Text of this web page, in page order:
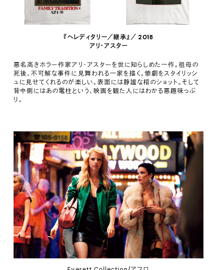
『ヘレディタリー／継承』／ 2018
アリ・アスター
悪名高きホラー作家アリ・アスターを世に知らしめた一作。祖母の
死後、不可解な事件に見舞われる一家を描く。惨劇をスタイリッシ
ュに見せてくれるのが楽しい。表面には静謐な棺のショット。そして
背中側にはあの電柱という、映画を観た人にはわかる悪趣味っぷ
り。